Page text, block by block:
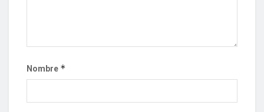
Nombre *